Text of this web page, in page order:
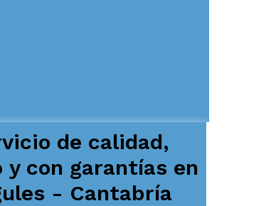
de calidad,
y con garantías en
- Cantabría